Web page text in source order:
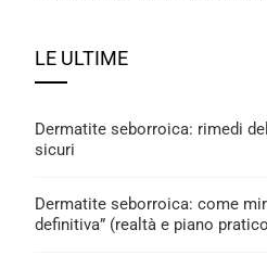
LE ULTIME
Dermatite seborroica: rimedi
sicuri
Dermatite seborroica: come
definitiva” (realtà e piano